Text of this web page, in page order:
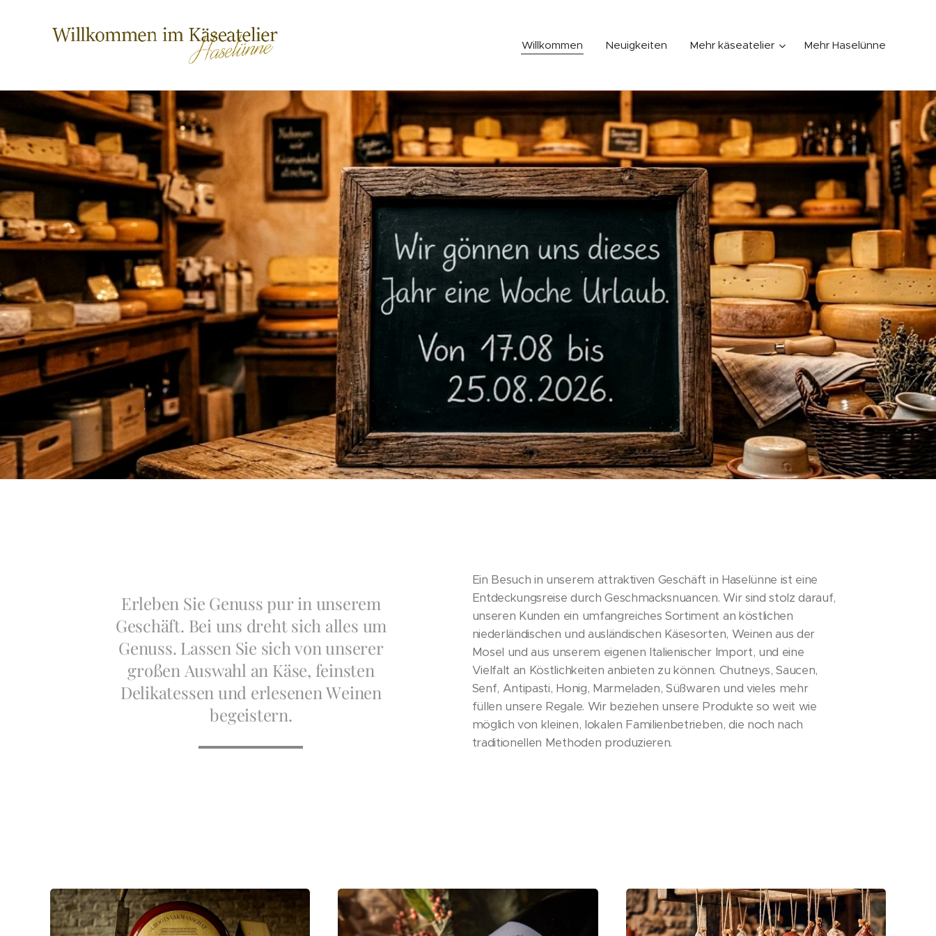
Willkommen Neuigkeiten Mehr käseatelier Mehr Haselünne
.
Erleben Sie Genuss pur in unserem
Geschäft. Bei uns dreht sich alles um
Genuss. Lassen Sie sich von unserer
großen Auswahl an Käse, feinsten
Delikatessen und erlesenen Weinen
begeistern.
Ein Besuch in unserem attraktiven Geschäft in Haselünne ist eine
Entdeckungsreise durch Geschmacksnuancen. Wir sind stolz darauf,
unseren Kunden ein umfangreiches Sortiment an köstlichen
niederländischen und ausländischen Käsesorten, Weinen aus der
Mosel und aus unserem eigenen Italienischer Import, und eine
Vielfalt an Köstlichkeiten anbieten zu können. Chutneys, Saucen,
Senf, Antipasti, Honig, Marmeladen, Süßwaren und vieles mehr
füllen unsere Regale. Wir beziehen unsere Produkte so weit wie
möglich von kleinen, lokalen Familienbetrieben, die noch nach
traditionellen Methoden produzieren.